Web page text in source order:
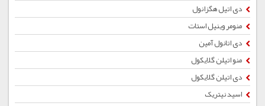
دی اتیل هگزانول
منومر وینیل استات
دی اتانول آمین
منو اتیلن گلایکول
دی اتیلن گلایکول
اسید نیتریک